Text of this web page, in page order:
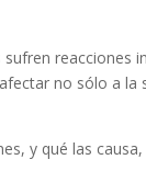
reacciones
no sólo a
y qué las